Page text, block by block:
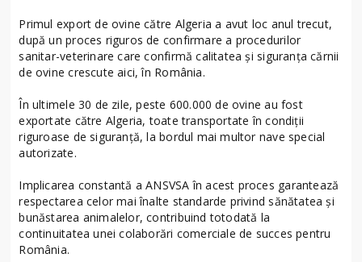
Primul export de ovine către Algeria a avut loc anul trecut,
după un proces riguros de confirmare a procedurilor
sanitar-veterinare care confirmă calitatea și siguranța cărnii
de ovine crescute aici, în România.
În ultimele 30 de zile, peste 600.000 de ovine au fost
exportate către Algeria, toate transportate în condiții
riguroase de siguranță, la bordul mai multor nave special
autorizate.
Implicarea constantă a ANSVSA în acest proces garantează
respectarea celor mai înalte standarde privind sănătatea și
bunăstarea animalelor, contribuind totodată la
continuitatea unei colaborări comerciale de succes pentru
România.